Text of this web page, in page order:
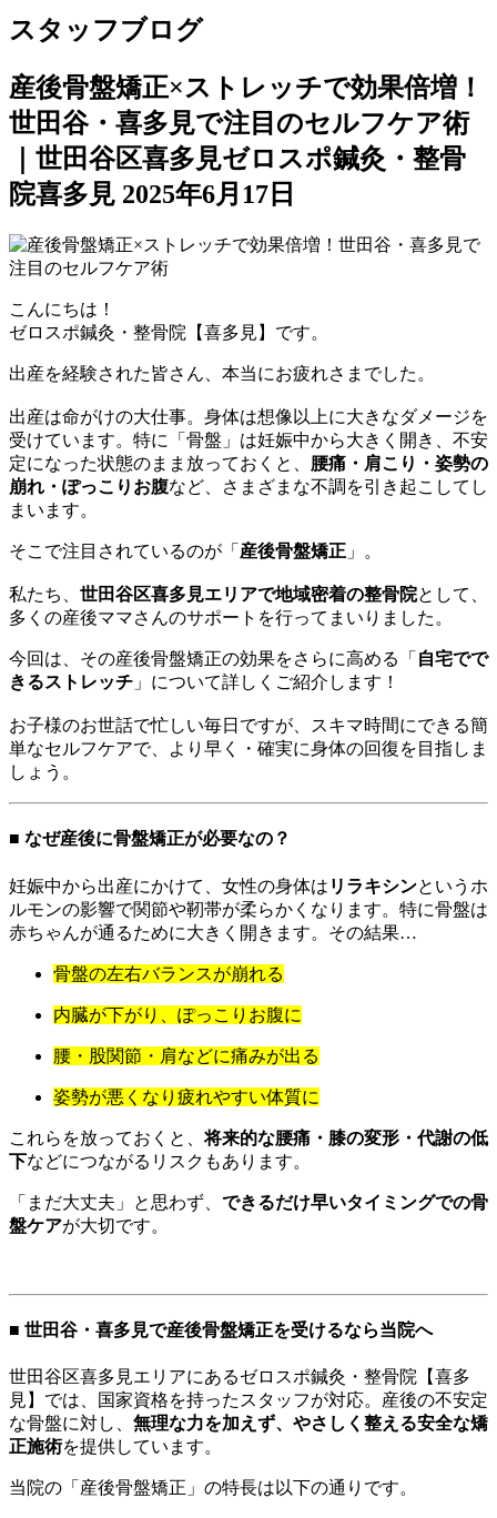
スタッフブログ
産後骨盤矯正×ストレッチで効果倍増！
世田谷・喜多見で注目のセルフケア術
｜世田谷区喜多見ゼロスポ鍼灸・整骨
院喜多見 2025年6月17日
こんにちは！
ゼロスポ鍼灸・整骨院【喜多見】です。
出産を経験された皆さん、本当にお疲れさまでした。
出産は命がけの大仕事。身体は想像以上に大きなダメージを
受けています。特に「骨盤」は妊娠中から大きく開き、不安
定になった状態のまま放っておくと、 腰痛・肩こり・姿勢の
崩れ・ぽっこりお腹など、さまざまな不調を引き起こしてし
まいます。
そこで注目されているのが「 産後骨盤矯正 」。
私たち、 世田谷区喜多見エリアで地域密着の整骨院として、
多くの産後ママさんのサポートを行ってまいりました。
今回は、その産後骨盤矯正の効果をさらに高める「 自宅でで
きるストレッチ 」について詳しくご紹介します！
お子様のお世話で忙しい毎日ですが、スキマ時間にできる簡
単なセルフケアで、より早く・確実に身体の回復を目指しま
しょう。
■ なぜ産後に骨盤矯正が必要なの？
妊娠中から出産にかけて、女性の身体は リラキシンというホ
ルモンの影響で関節や靭帯が柔らかくなります。特に骨盤は
赤ちゃんが通るために大きく開きます。その結果…
骨盤の左右バランスが崩れる
内臓が下がり、ぽっこりお腹に
腰・股関節・肩などに痛みが出る
姿勢が悪くなり疲れやすい体質に
これらを放っておくと、将来的な腰痛・膝の変形・代謝の低
下などにつながるリスクもあります。
「まだ大丈夫」と思わず、 できるだけ早いタイミングでの骨
盤ケアが大切です。
■ 世田谷・喜多見で産後骨盤矯正を受けるなら当院へ
世田谷区喜多見エリアにあるゼロスポ鍼灸・整骨院【喜多
見】では、国家資格を持ったスタッフが対応。産後の不安定
な骨盤に対し、 無理な力を加えず、やさしく整える安全な矯
正施術を提供しています。
当院の「産後骨盤矯正」の特長は以下の通りです。